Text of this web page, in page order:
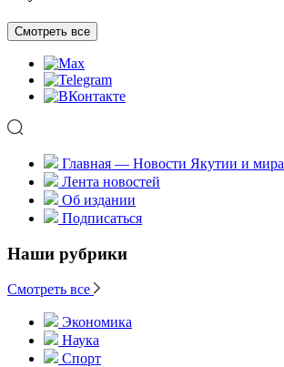
Смотреть все
Главная — Новости Якутии и мира
Лента новостей
Об издании
Подписаться
Наши рубрики
Смотреть все
Экономика
Наука
Спорт